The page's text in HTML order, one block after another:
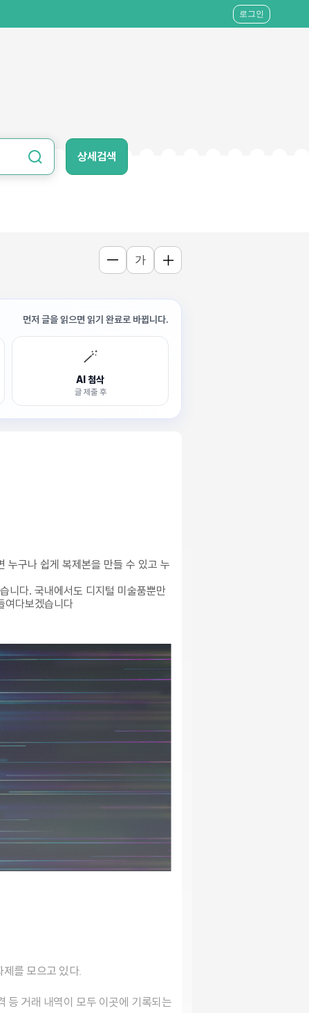
로그인
상세검색
가
먼저 글을 읽으면 읽기 완료로 바뀝니다.
🪄
AI 첨삭
글 제출 후
누구나 쉽게 복제본을 만들 수 있고 누
니다. 국내에서도 디지털 미술품뿐만
여다보겠습니다
제를 모으고 있다.
등 거래 내역이 모두 이곳에 기록되는